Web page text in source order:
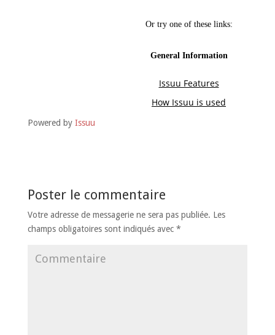
Powered by Issuu
Poster le commentaire
Votre adresse de messagerie ne sera pas publiée. Les
champs obligatoires sont indiqués avec *